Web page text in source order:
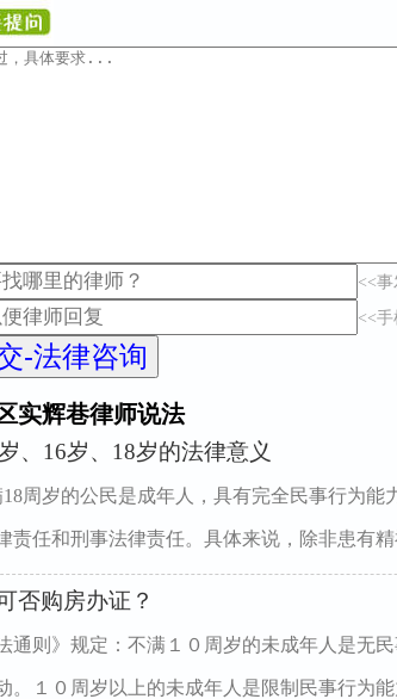
<<
<<
实辉巷律师说法
、16岁、18岁的法律意义
18周岁的公民是成年人，具有完全民事行为
责任和刑事法律责任。具体来说，除非患有精
否购房办证？
通则》规定：不满１０周岁的未成年人是无
。１０周岁以上的未成年人是限制民事行为能